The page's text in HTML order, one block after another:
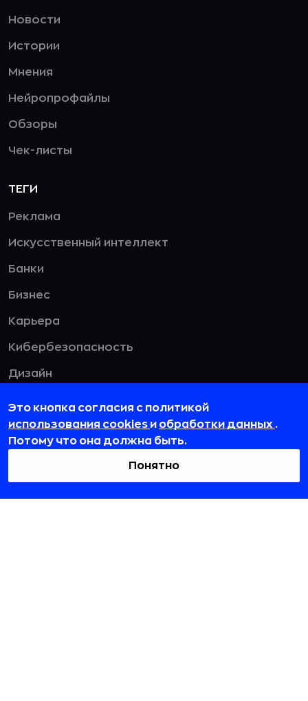
Новости
Истории
Мнения
Нейропрофайлы
Обзоры
Чек-листы
ТЕГИ
Реклама
Искусственный интеллект
Банки
Бизнес
Карьера
Кибербезопасность
Дизайн
Смотреть все
Это кнопка согласия с политикой
использования cookies и обработки данных .
Потому что она должна быть.
Понятно